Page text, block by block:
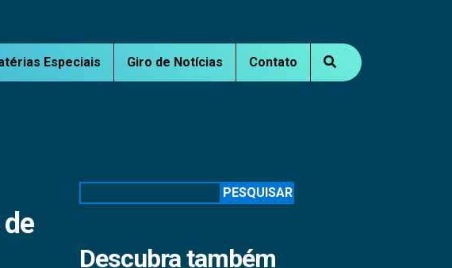
Especiais Giro de Notícias Contato
PESQUISAR
Descubra também